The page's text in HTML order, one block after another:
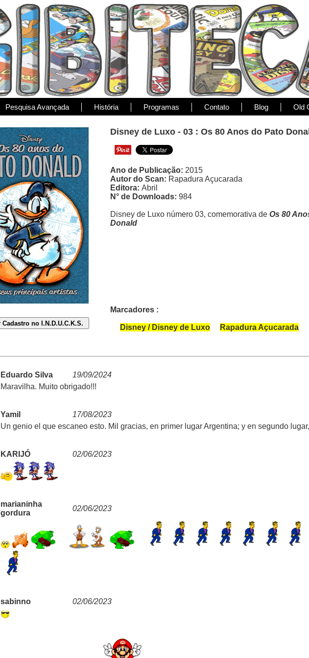
Pesquisa Avançada História Programas Contato Blog Old
Disney de Luxo - 03 : Os 80 Anos do Pato
Ano de Publicação: 2015
Autor do Scan: Rapadura Açucarada
Editora: Abril
N° de Downloads: 984
Disney de Luxo número 03, comemorativa de Os 80
Donald
Marcadores :
Disney / Disney de Luxo Rapadura Açucarada
Eduardo Silva
19/09/2024
Maravilha. Muito obrigado!!!
Yamil
17/08/2023
Un genio el que escaneo esto. Mil gracias, en primer lugar Argentina; y en segundo
KARIJÓ 02/06/2023
marianinha
gordura
02/06/2023
sabinno 02/06/2023